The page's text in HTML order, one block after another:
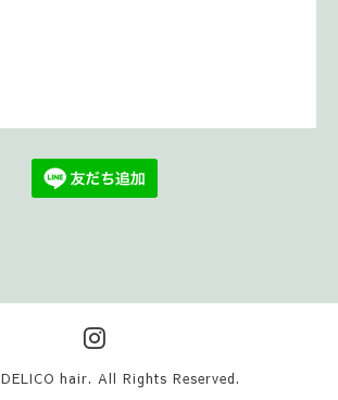
DELICO hair. All Rights Reserved.